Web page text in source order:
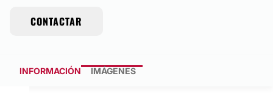
CONTACTAR
INFORMACIÓN IMÁGENES